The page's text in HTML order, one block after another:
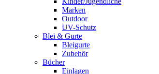
Marken
Outdoor
UV-Schutz
Blei & Gurte
Bleigurte
Zubehör
Bücher
Einlagen